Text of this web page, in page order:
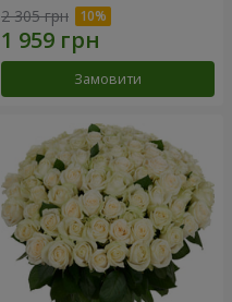
2 305 грн
Замовити